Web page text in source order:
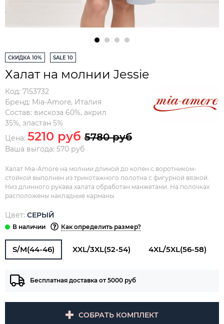
СКИДКА 10% SALE 10
Халат на молнии Jessie
Код: 7153732
Бренд: Mia-Amore, Италия
Состав: вискоза 60%, акрил
35%, эластан 5%
Цена: 5210 руб 5780 руб
Ваша выгода: 570 руб
Халат Mia-Amore на молнии длиной до колен с воротником-
стойкой выполнен из трикотажного полотна c фигурной вязкой.
Низ длинного рукава халата обработан манжетами. На полочках
расположены накладные карманы.
Цвет: СЕРЫЙ
Как определить размер?
S/M(44-46) XXL/3XL(52-54) 4XL/5XL(56-58)
Бесплатная доставка от 5000 руб
СОБРАТЬ КОМПЛЕКТ